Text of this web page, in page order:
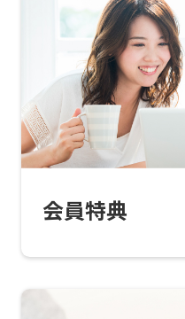
会員特典